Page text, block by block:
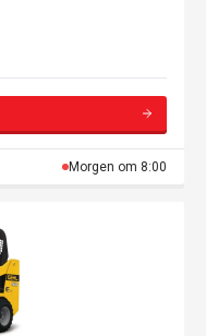
Morgen om 8:00